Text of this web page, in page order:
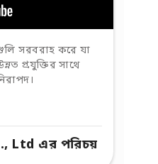
সরবরাহ করে যা
প্রযুক্তির সাথে
Ltd এর পরিচয়